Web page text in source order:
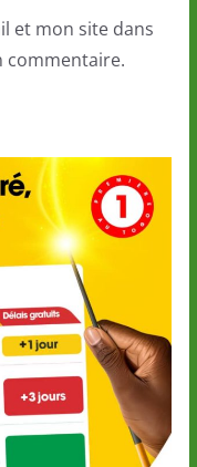
et mon site dans
commentaire.